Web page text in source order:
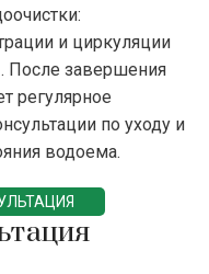
и циркуляции
После завершения
регулярное
по уходу и
водоема.